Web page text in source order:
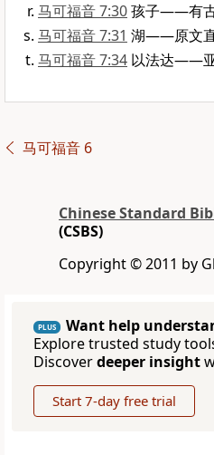
马可福音 7:30孩子——有古
马可福音 7:31 湖——原文直
马可福音 7:34 以法达——亚
马可福音 6
Chinese Standard
(CSBS)
Copyright © 2011 by
PLUS
Want help
Explore trusted study
Discoverdeeper insight
Start 7-day free trial